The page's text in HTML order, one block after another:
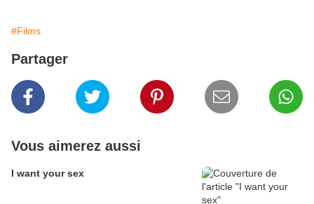
#Films
Partager
Vous aimerez aussi
I want your sex